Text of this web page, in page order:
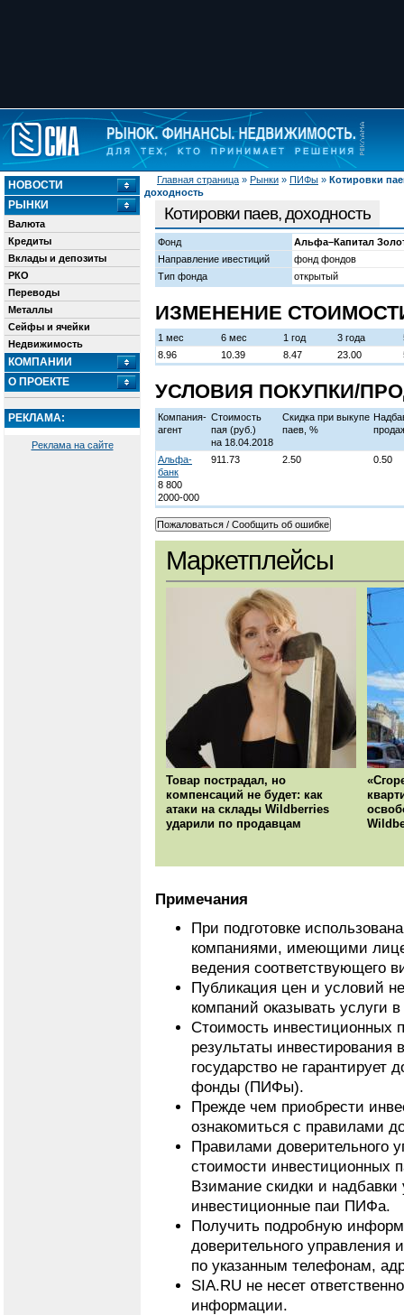
Главная страница » Рынки » ПИФы » Котировки
доходность
НОВОСТИ
РЫНКИ
Валюта
Кредиты
Вклады и депозиты
РКО
Переводы
Металлы
Сейфы и ячейки
Недвижимость
КОМПАНИИ
О ПРОЕКТЕ
РЕКЛАМА:
Реклама на сайте
Котировки паев, доходность
Фонд
Альфа–Капитал
Направление ивестиций
фонд фондов
Тип фонда
открытый
ИЗМЕНЕНИЕ
1 мес 6 мес 1 год 3 года
8.96
10.39 8.47 23.00
УСЛОВИЯ ПОКУПКИ/
Компания-
агент
Стоимость
пая (руб.)
на 18.04.2018
Скидка при выкупе
паев, %
Альфа-
банк
8 800
2000-000
911.73 2.50 0.50
Маркетплейсы
Товар пострадал, но
компенсаций не будет: как
атаки на склады Wildberries
ударили по продавцам
Примечания
При подготовке
компаниями, имеющими
ведения соответствующего
Публикация цен и условий
компаний оказывать услуги
Стоимость инвестиционных
результаты
государство не
фонды (ПИФы).
Прежде чем приобрести
ознакомиться с правилами
Правилами доверительного
стоимости инвестиционных
Взимание скидки и
инвестиционные паи ПИФа.
Получить подробную
доверительного
по указанным телефонам,
SIA.RU не несет
информации.